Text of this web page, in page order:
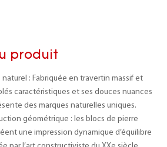
produit
: Fabriquée en travertin massif et
caractéristiques et ses douces nuances
des marques naturelles uniques.
géométrique : les blocs de pierre
une impression dynamique d’équilibre